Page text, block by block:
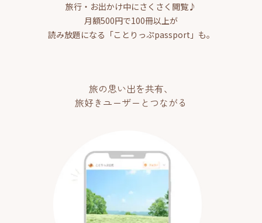
旅行・お出かけ中にさくさく閲覧♪
月額500円で100冊以上が
読み放題になる「ことりっぷpassport」も。
旅の思い出を共有、
旅好きユーザーとつながる